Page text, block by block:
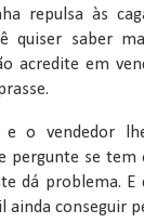
repulsa às
quiser saber
acredite em
o vendedor
pergunte se tem
dá problema. E
conseguir